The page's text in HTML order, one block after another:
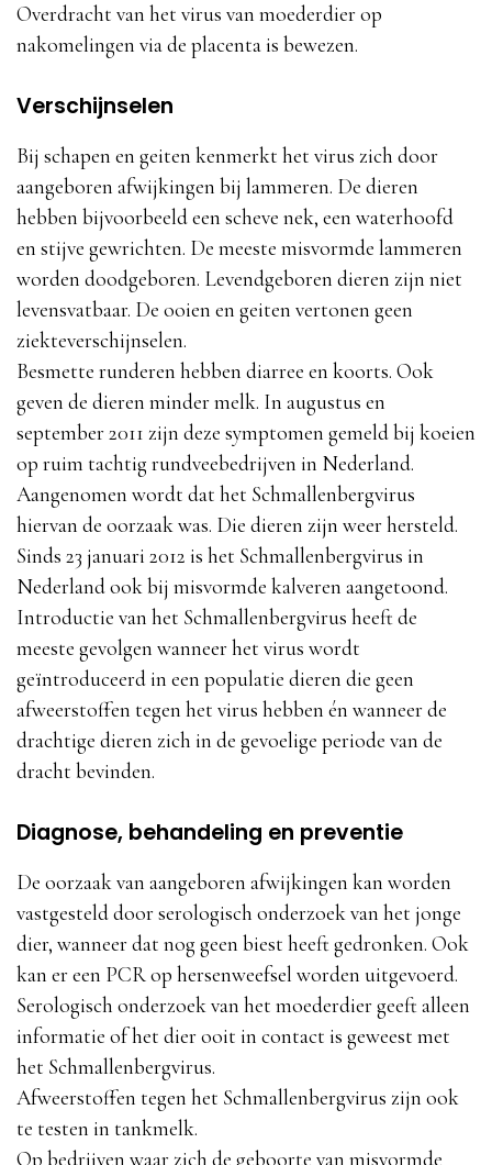
Overdracht van het virus van moederdier op
nakomelingen via de placenta is bewezen.
Verschijnselen
Bij schapen en geiten kenmerkt het virus zich door
aangeboren afwijkingen bij lammeren. De dieren
hebben bijvoorbeeld een scheve nek, een waterhoofd
en stijve gewrichten. De meeste misvormde lammeren
worden doodgeboren. Levendgeboren dieren zijn niet
levensvatbaar. De ooien en geiten vertonen geen
ziekteverschijnselen.
Besmette runderen hebben diarree en koorts. Ook
geven de dieren minder melk. In augustus en
september 2011 zijn deze symptomen gemeld bij koeien
op ruim tachtig rundveebedrijven in Nederland.
Aangenomen wordt dat het Schmallenbergvirus
hiervan de oorzaak was. Die dieren zijn weer hersteld.
Sinds 23 januari 2012 is het Schmallenbergvirus in
Nederland ook bij misvormde kalveren aangetoond.
Introductie van het Schmallenbergvirus heeft de
meeste gevolgen wanneer het virus wordt
geïntroduceerd in een populatie dieren die geen
afweerstoffen tegen het virus hebben én wanneer de
drachtige dieren zich in de gevoelige periode van de
dracht bevinden.
Diagnose, behandeling en preventie
De oorzaak van aangeboren afwijkingen kan worden
vastgesteld door serologisch onderzoek van het jonge
dier, wanneer dat nog geen biest heeft gedronken. Ook
kan er een PCR op hersenweefsel worden uitgevoerd.
Serologisch onderzoek van het moederdier geeft alleen
informatie of het dier ooit in contact is geweest met
het Schmallenbergvirus.
Afweerstoffen tegen het Schmallenbergvirus zijn ook
te testen in tankmelk.